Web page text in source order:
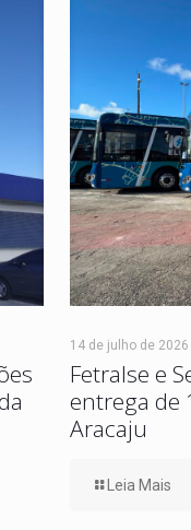
14 de julho de 2026
Fetralse e
entrega de
Aracaju
Leia Mais